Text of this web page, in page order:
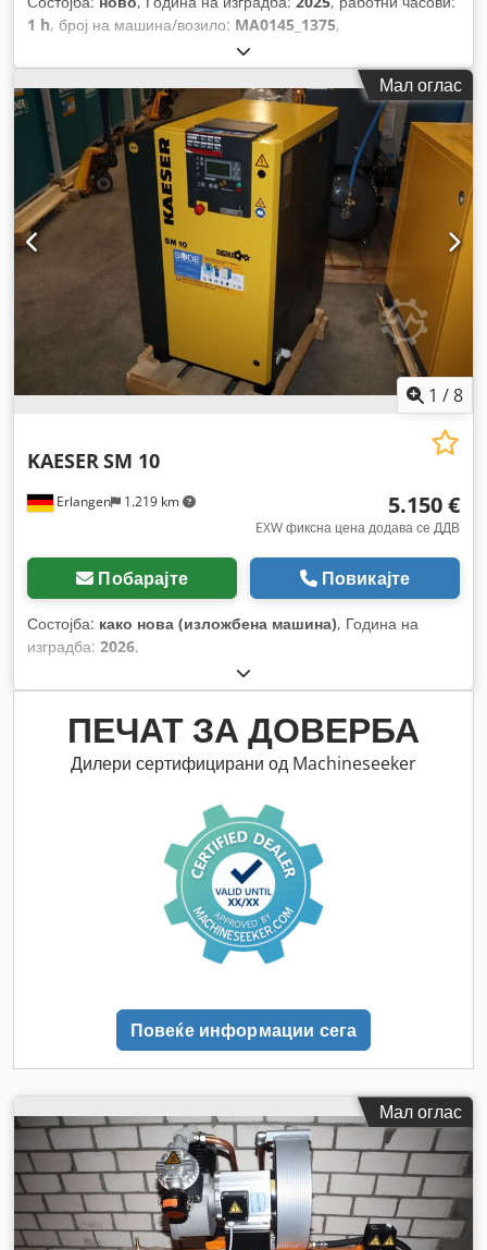
1 h, број на машина/возило: MA0145_1375,
Мал оглас
1 /8
Erlangen 1.219 km
KAESERSM 10
5.150 €
EXW фиксна цена додава се ДДВ
Побарајте Повикајте
Состојба: како нова (изложбена машина), Година на
изградба: 2026,
ПЕЧАТ ЗА ДОВЕРБА
Дилери сертифицирани од Machineseeker
Повеќе информации сега
Мал оглас